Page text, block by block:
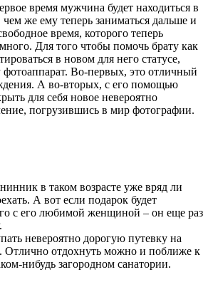
время мужчина будет находиться в
же ему теперь заниматься дальше и
время, которого теперь
Для того чтобы помочь брату как
в новом для него статусе,
Во-первых, это отличный
А во-вторых, с его помощью
для себя новое невероятно
погрузившись в мир фотографии.
в таком возрасте уже вряд ли
А вот если подарок будет
с его любимой женщиной – он еще раз
невероятно дорогую путевку на
Отлично отдохнуть можно и поближе к
нибудь загородном санатории.